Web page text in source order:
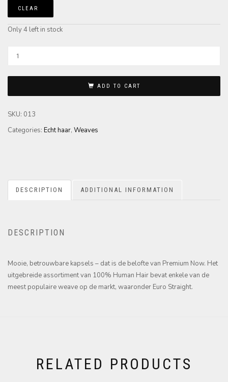
CLEAR
Only 4 left in stock
ADD TO CART
SKU: 013
Categories: Echt haar, Weaves
DESCRIPTION ADDITIONAL INFORMATION
DESCRIPTION
Mooie, betrouwbare kapsels – dat is de belofte van Premium Now. Het
uitgebreide assortiment van 100% Human Hair bevat enkele van de
meest populaire weave op de markt, waaronder Euro Straight.
RELATED PRODUCTS